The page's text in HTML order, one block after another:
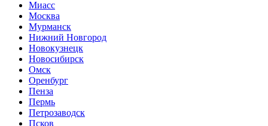
Миасс
Москва
Мурманск
Нижний Новгород
Новокузнецк
Новосибирск
Омск
Оренбург
Пенза
Пермь
Петрозаводск
Псков